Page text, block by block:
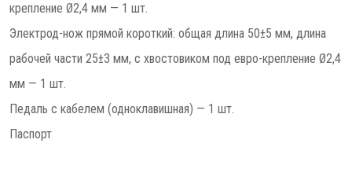
крепление Ø2,4 мм — 1 шт.
Электрод-нож прямой короткий: общая длина 50±5 мм, длина
рабочей части 25±3 мм, c хвостовиком под евро-крепление Ø2,4
мм — 1 шт.
Педаль с кабелем (одноклавишная) — 1 шт.
Паспорт